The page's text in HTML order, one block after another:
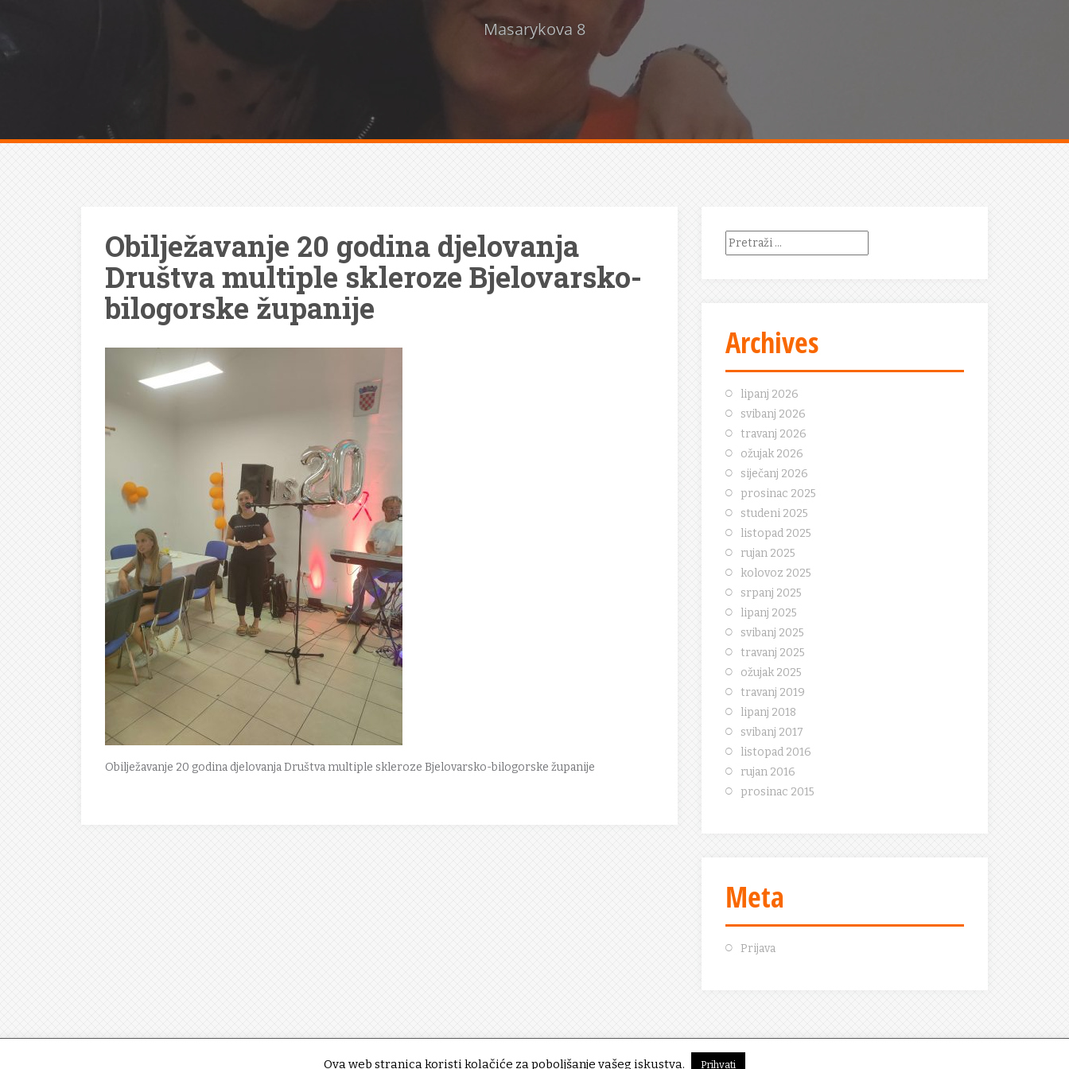
Masarykova 8
Obilježavanje 20 godina djelovanja
Društva multiple skleroze Bjelovarsko-
bilogorske županije
Obilježavanje 20 godina djelovanja Društva multiple skleroze Bjelovarsko-bilogorske županije
Pretraži:
Archives
lipanj 2026
svibanj 2026
travanj 2026
ožujak 2026
siječanj 2026
prosinac 2025
studeni 2025
listopad 2025
rujan 2025
kolovoz 2025
srpanj 2025
lipanj 2025
svibanj 2025
travanj 2025
ožujak 2025
travanj 2019
lipanj 2018
svibanj 2017
listopad 2016
rujan 2016
prosinac 2015
Meta
Prijava
Ova web stranica koristi kolačiće za poboljšanje vašeg iskustva. Prihvati